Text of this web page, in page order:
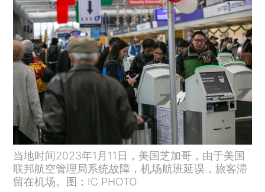
当地时间2023年1月11日，美国芝加哥，由于美国
联邦航空管理局系统故障，机场航班延误，旅客滞
留在机场。图：IC PHOTO